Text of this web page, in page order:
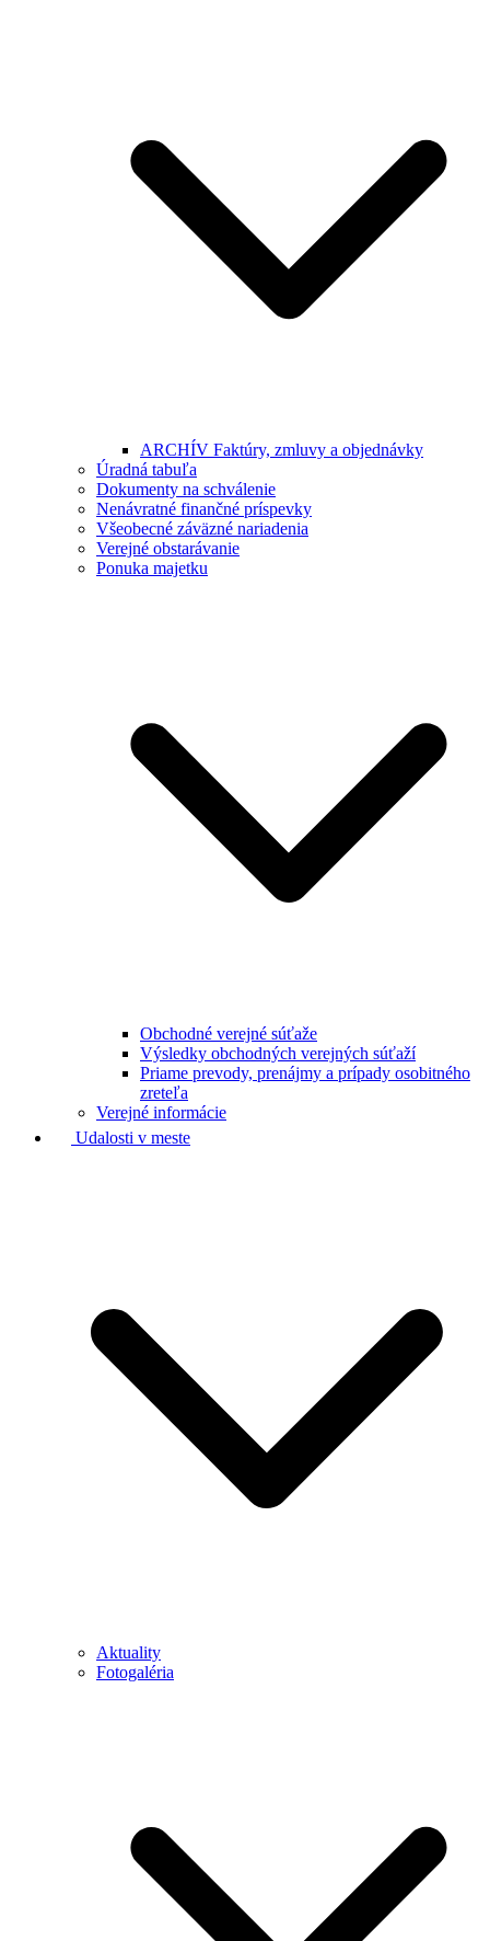
ARCHÍV Faktúry, zmluvy a objednávky
Úradná tabuľa
Dokumenty na schválenie
Nenávratné finančné príspevky
Všeobecné záväzné nariadenia
Verejné obstarávanie
Ponuka majetku
Obchodné verejné súťaže
Výsledky obchodných verejných súťaží
Priame prevody, prenájmy a prípady osobitného
zreteľa
Verejné informácie
Udalosti v meste
Aktuality
Fotogaléria